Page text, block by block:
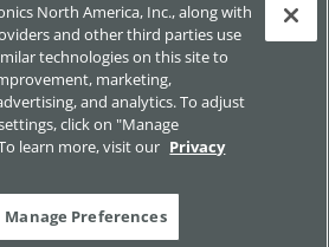
应对情况
65号提案应对情况
的法规法令 以及本公司应对这些法规
North America, Inc., along with
and other third parties use
technologies on this site to
marketing,
and analytics. To adjust
click on "Manage
learn more, visit our Privacy
Manage Preferences